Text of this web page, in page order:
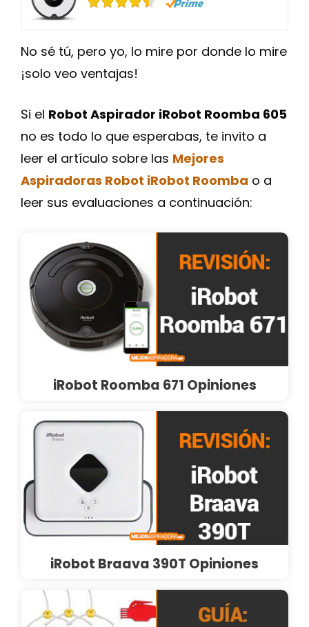
No sé tú, pero yo, lo mire por donde lo mire
¡solo veo ventajas!
Si el Robot Aspirador iRobot Roomba 605
no es todo lo que esperabas, te invito a
leer el artículo sobre las Mejores
Aspiradoras Robot iRobot Roomba o a
leer sus evaluaciones a continuación:
iRobot Roomba 671 Opiniones
iRobot Braava 390T Opiniones